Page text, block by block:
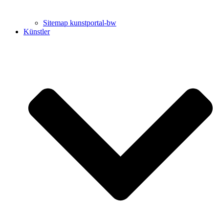
Sitemap kunstportal-bw
Künstler